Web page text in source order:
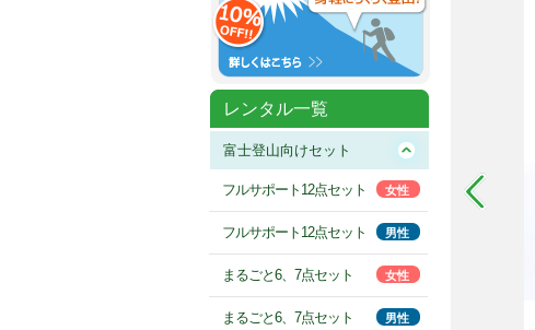
レンタル一覧
富士登山向けセット
フルサポート12点セット 女性
フルサポート12点セット 男性
まるごと6、7点セット 女性
まるごと6、7点セット 男性